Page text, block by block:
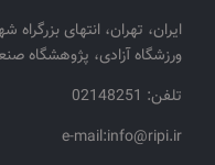
ایران، تهران، انتهای
ورزشگاه آزادی، پژوهشگاه
تلفن: 02148251
e-mail:info@ripi.ir